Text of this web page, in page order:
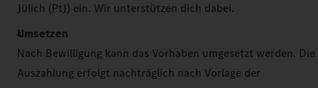
Jülich (PtJ) ein. Wir unterstützen dich dabei.
Umsetzen
Nach Bewilligung kann das Vorhaben umgesetzt werden. Die
Auszahlung erfolgt nachträglich nach Vorlage der